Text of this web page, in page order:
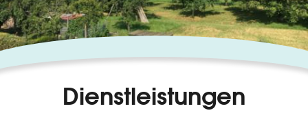
Dienstleistungen